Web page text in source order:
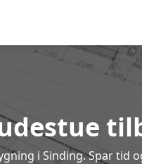
i Sinding. Spar